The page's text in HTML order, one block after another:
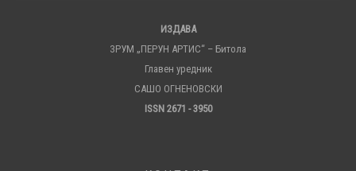
ИЗДАВА
ЗРУМ „ПЕРУН АРТИС“ – Битола
Главен уредник
САШО ОГНЕНОВСКИ
ISSN 2671 - 3950